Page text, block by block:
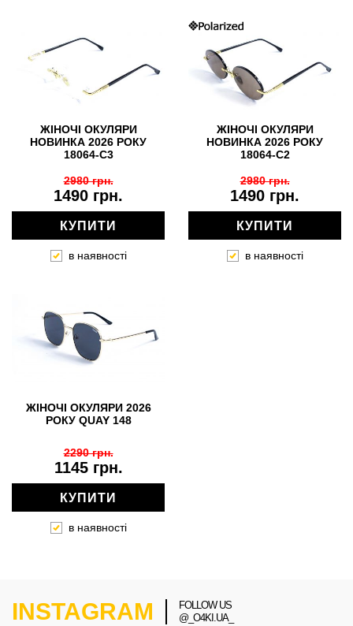
ЖІНОЧІ ОКУЛЯРИ
НОВИНКА 2026 РОКУ
18064-C3
1490 грн.
2980 грн.
КУПИТИ
в наявності
ЖІНОЧІ ОКУЛЯРИ
НОВИНКА 2026 РОКУ
18064-C2
1490 грн.
2980 грн.
КУПИТИ
в наявності
ЖІНОЧІ ОКУЛЯРИ 2026
РОКУ QUAY 148
1145 грн.
2290 грн.
КУПИТИ
в наявності
INSTAGRAM
FOLLOW US
@_O4KI.UA_